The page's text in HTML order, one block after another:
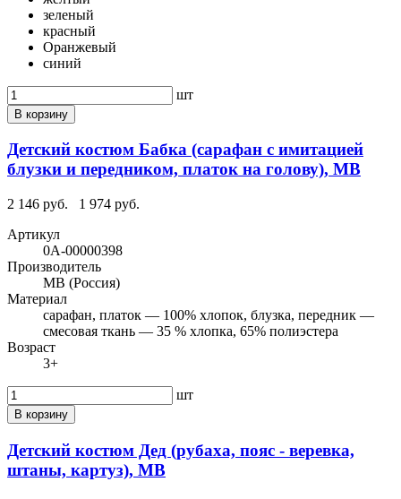
зеленый
красный
Оранжевый
синий
шт
В корзину
Детский костюм Бабка (сарафан с имитацией
блузки и передником, платок на голову), МВ
2 146 руб.
1 974 руб.
Артикул
0А-00000398
Производитель
МВ (Россия)
Материал
сарафан, платок — 100% хлопок, блузка, передник —
смесовая ткань — 35 % хлопка, 65% полиэстера
Возраст
3+
шт
В корзину
Детский костюм Дед (рубаха, пояс - веревка,
штаны, картуз), МВ